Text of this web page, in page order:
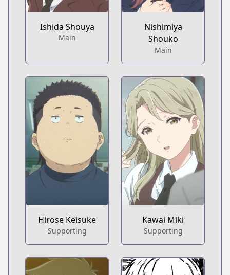
Ishida Shouya
Main
Nishimiya
Shouko
Main
Hirose Keisuke
Supporting
Kawai Miki
Supporting